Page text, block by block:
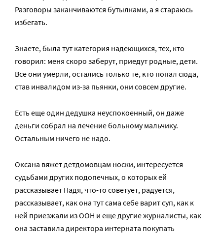
Разговоры заканчиваются бутылками, а я стараюсь
избегать.
Знаете, была тут категория надеющихся, тех, кто
говорил: меня скоро заберут, приедут родные, дети.
Все они умерли, остались только те, кто попал сюда,
став инвалидом из-за пьянки, они совсем другие.
Есть еще один дедушка неуспокоенный, он даже
деньги собрал на лечение больному мальчику.
Остальным ничего не надо.
Оксана вяжет детдомовцам носки, интересуется
судьбами других подопечных, о которых ей
рассказывает Надя, что-то советует, радуется,
рассказывает, как она тут сама себе варит суп, как к
ней приезжали из ООН и еще другие журналисты, как
она заставила директора интерната покупать